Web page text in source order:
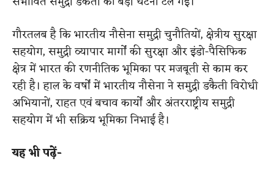
गौरतलब है कि भारतीय नौसेना समुद्री चुनौतियों, क्षेत्रीय सुरक्षा
सहयोग, समुद्री व्यापार मार्गों की सुरक्षा और इंडो-पैसिफिक
क्षेत्र में भारत की रणनीतिक भूमिका पर मजबूती से काम कर
रही है। हाल के वर्षों में भारतीय नौसेना ने समुद्री डकैती विरोधी
अभियानों, राहत एवं बचाव कार्यों और अंतरराष्ट्रीय समुद्री
सहयोग में भी सक्रिय भूमिका निभाई है।
यह भी पढ़ें-